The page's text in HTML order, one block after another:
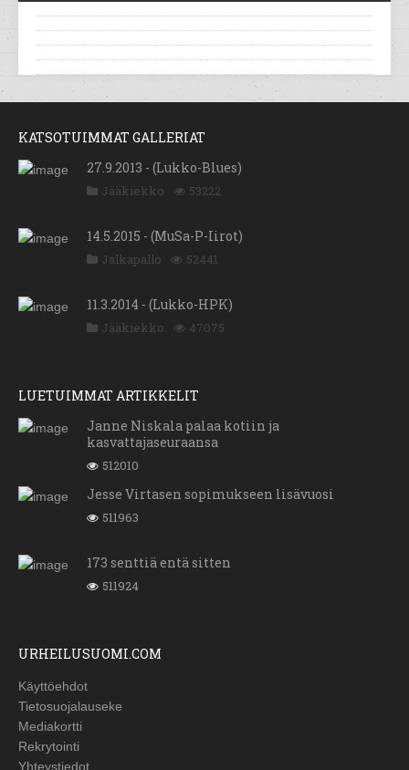
KATSOTUIMMAT GALLERIAT
27.9.2013 - (Lukko-Blues)
Jääkiekko 53222
14.5.2015 - (MuSa-P-Iirot)
Jalkapallo 52441
11.3.2014 - (Lukko-HPK)
Jääkiekko 47075
LUETUIMMAT ARTIKKELIT
Janne Niskala palaa kotiin ja
kasvattajaseuraansa
512010
Jesse Virtasen sopimukseen lisävuosi
511963
173 senttiä entä sitten
511924
URHEILUSUOMI.COM
Käyttöehdot
Tietosuojalauseke
Mediakortti
Rekrytointi
Yhteystiedot